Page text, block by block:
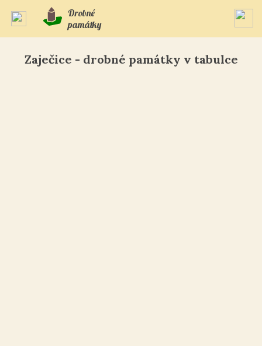
Drobné
památky
Zaječice - drobné památky v tabulce